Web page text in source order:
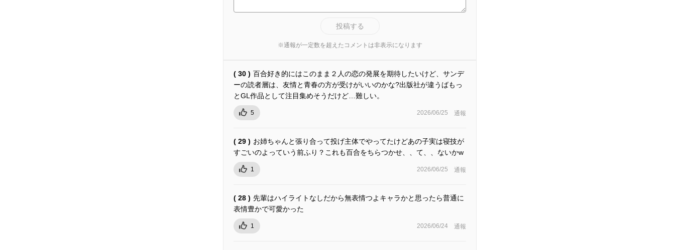
投稿する
※通報が一定数を超えたコメントは非表示になります
( 30 ) 百合好き的にはこのまま２人の恋の発展を期待したいけど、サンデ
ーの読者層は、友情と青春の方が受けがいいのかな?出版社が違うばもっ
とGL作品として注目集めそうだけど…難しい。
5 2026/06/25 通報
( 29 ) お姉ちゃんと張り合って投げ主体でやってたけどあの子実は寝技が
すごいのよっていう前ふり？これも百合をちらつかせ、、て、、ないかw
1 2026/06/25 通報
( 28 ) 先輩はハイライトなしだから無表情つよキャラかと思ったら普通に
表情豊かで可愛かった
1 2026/06/24 通報